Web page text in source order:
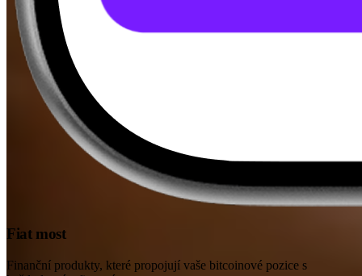
Fiat most
Finanční produkty, které propojují vaše bitcoinové pozice s